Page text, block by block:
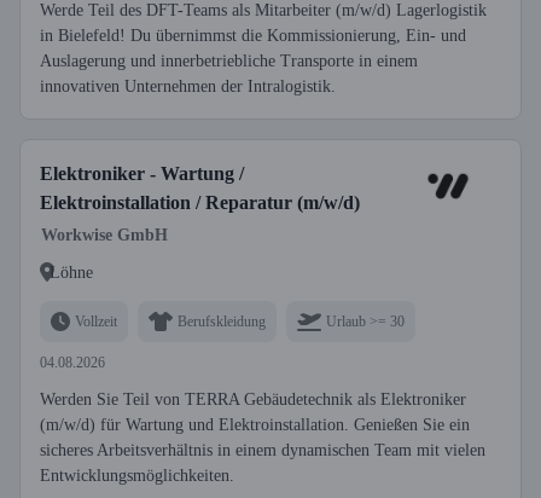
Werde Teil des DFT-Teams als Mitarbeiter (m/w/d) Lagerlogistik
in Bielefeld! Du übernimmst die Kommissionierung, Ein- und
Auslagerung und innerbetriebliche Transporte in einem
innovativen Unternehmen der Intralogistik.
Elektroniker - Wartung /
Elektroinstallation / Reparatur (m/w/d)
Workwise GmbH
Löhne
Vollzeit Berufskleidung Urlaub >= 30
04.08.2026
Werden Sie Teil von TERRA Gebäudetechnik als Elektroniker
(m/w/d) für Wartung und Elektroinstallation. Genießen Sie ein
sicheres Arbeitsverhältnis in einem dynamischen Team mit vielen
Entwicklungsmöglichkeiten.